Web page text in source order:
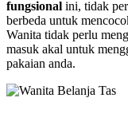
fungsional ini, tidak
berbeda untuk
Wanita tidak perlu
masuk akal untuk
pakaian anda.